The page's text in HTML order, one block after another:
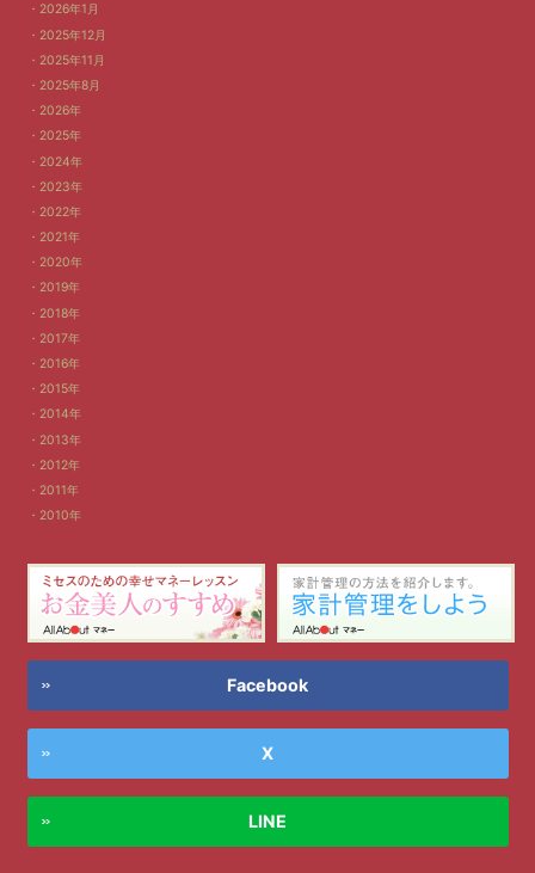
2026年1月
2025年12月
2025年11月
2025年8月
2026年
2025年
2024年
2023年
2022年
2021年
2020年
2019年
2018年
2017年
2016年
2015年
2014年
2013年
2012年
2011年
2010年
Facebook
X
LINE